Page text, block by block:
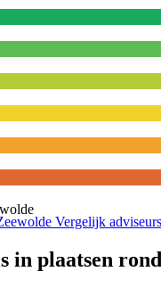
Vergelijk adviseurs
in plaatsen